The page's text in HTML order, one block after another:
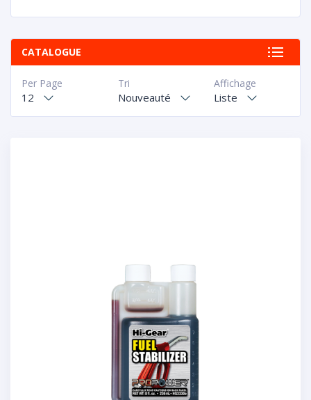
CATALOGUE
Affichage
Liste
Tri
Nouveauté
Per Page
12